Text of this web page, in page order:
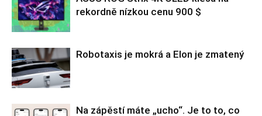
rekordně nízkou cenu 900 $
Robotaxis je mokrá a Elon je zmatený
Na zápěstí máte „ucho“. Je to to, co